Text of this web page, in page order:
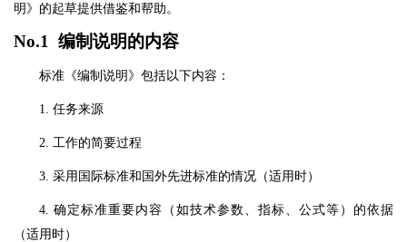
明》的起草提供借鉴和帮助。
No.1 编制说明的内容
标准《编制说明》包括以下内容：
1. 任务来源
2. 工作的简要过程
3. 采用国际标准和国外先进标准的情况（适用时）
4. 确定标准重要内容（如技术参数、指标、公式等）的依据
（适用时）